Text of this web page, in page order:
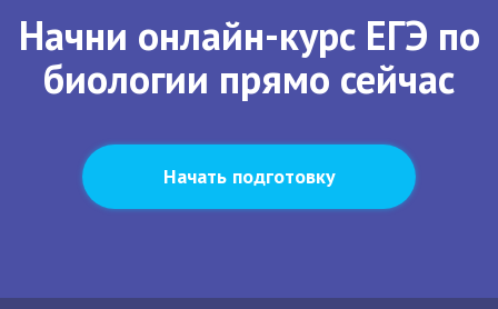
Начни онлайн-курс ЕГЭ по
биологии прямо сейчас
Начать подготовку